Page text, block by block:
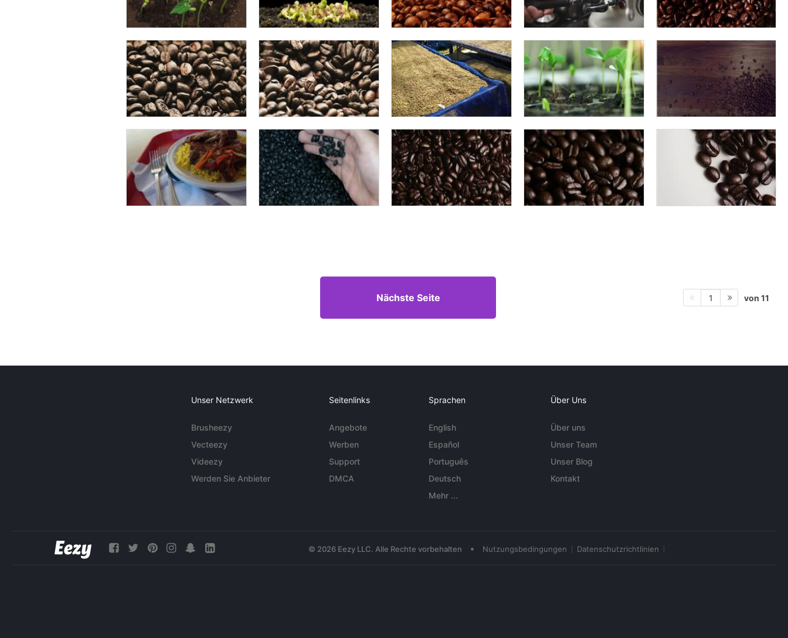
Nächste Seite 1 von 11
Unser Netzwerk
Brusheezy
Vecteezy
Videezy
Werden Sie Anbieter
Seitenlinks
Angebote
Werben
Support
DMCA
Sprachen
English
Español
Português
Deutsch
Mehr ...
Über Uns
Über uns
Unser Team
Unser Blog
Kontakt
© 2026 Eezy LLC. Alle Rechte vorbehalten • Nutzungsbedingungen Datenschutzrichtlinien